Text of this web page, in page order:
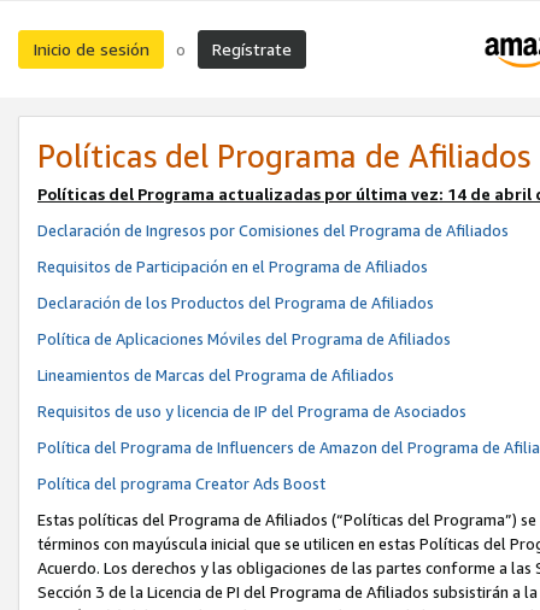
Inicio de sesión o Regístrate
Políticas del Programa de Afiliados
Políticas del Programa actualizadas por última vez: 14 de abril
Declaración de Ingresos por Comisiones del Programa de Afiliados
Requisitos de Participación en el Programa de Afiliados
Declaración de los Productos del Programa de Afiliados
Política de Aplicaciones Móviles del Programa de Afiliados
Lineamientos de Marcas del Programa de Afiliados
Requisitos de uso y licencia de IP del Programa de Asociados
Política del Programa de Influencers de Amazon del Programa de
Política del programa Creator Ads Boost
Estas políticas del Programa de Afiliados (“Políticas del Programa”)
términos con mayúscula inicial que se utilicen en estas Políticas del
Acuerdo. Los derechos y las obligaciones de las partes conforme a
Sección 3 de la Licencia de PI del Programa de Afiliados subsistirán